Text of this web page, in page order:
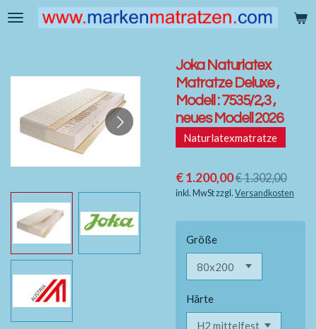
Zum
Joka Naturlatex
Matratze Deluxe ,
Modell : 7535/2,3 ,
neues Modell 2026
Naturlatexmatratze
€ 1.200,00€ 1.302,00
inkl. MwSt zzgl. Versandkosten
Größe
Härte